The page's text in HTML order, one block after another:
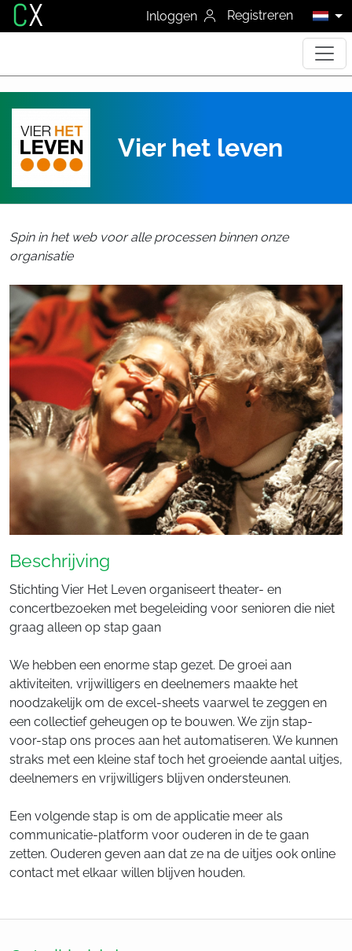
CX Inloggen Registreren
Vier het leven
Spin in het web voor alle processen binnen onze
organisatie
Beschrijving
Stichting Vier Het Leven organiseert theater- en
concertbezoeken met begeleiding voor senioren die niet
graag alleen op stap gaan
We hebben een enorme stap gezet. De groei aan
aktiviteiten, vrijwilligers en deelnemers maakte het
noodzakelijk om de excel-sheets vaarwel te zeggen en
een collectief geheugen op te bouwen. We zijn stap-
voor-stap ons proces aan het automatiseren. We kunnen
straks met een kleine staf toch het groeiende aantal uitjes,
deelnemers en vrijwilligers blijven ondersteunen.
Een volgende stap is om de applicatie meer als
communicatie-platform voor ouderen in de te gaan
zetten. Ouderen geven aan dat ze na de uitjes ook online
contact met elkaar willen blijven houden.